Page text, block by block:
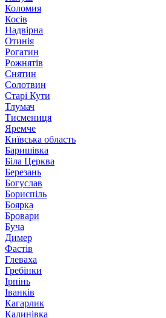
Коломия
Косів
Надвірна
Отинія
Рогатин
Рожнятів
Снятин
Солотвин
Старі Кути
Тлумач
Тисмениця
Яремче
Київська область
Баришівка
Біла Церква
Березань
Богуслав
Бориспіль
Боярка
Бровари
Буча
Димер
Фастів
Глеваха
Гребінки
Ірпінь
Іванків
Кагарлик
Калинівка